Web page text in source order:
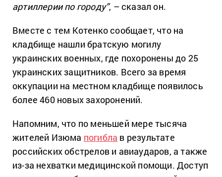
артиллерии по городу”, – сказал он.
Вместе с тем Котенко сообщает, что на
кладбище нашли братскую могилу
украинских военных, где похоронены до 25
украинских защитников. Всего за время
оккупации на местном кладбище появилось
более 460 новых захоронений.
Напомним, что по меньшей мере тысяча
жителей Изюма погибла в результате
российских обстрелов и авиаударов, а также
из-за нехватки медицинской помощи. Доступ